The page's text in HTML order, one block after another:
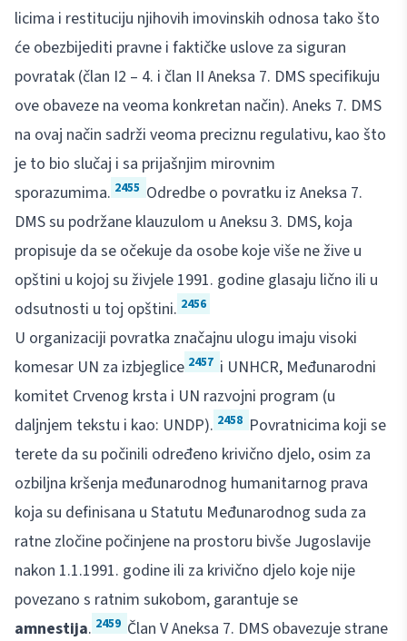
licima i restituciju njihovih imovinskih odnosa tako što
će obezbijediti pravne i faktičke uslove za siguran
povratak (član I2 – 4. i član II Aneksa 7. DMS specifikuju
ove obaveze na veoma konkretan način). Aneks 7. DMS
na ovaj način sadrži veoma preciznu regulativu, kao što
je to bio slučaj i sa prijašnjim mirovnim
sporazumima. 2455 Odredbe o povratku iz Aneksa 7.
DMS su podržane klauzulom u Aneksu 3. DMS, koja
propisuje da se očekuje da osobe koje više ne žive u
opštini u kojoj su živjele 1991. godine glasaju lično ili u
odsutnosti u toj opštini. 2456
U organizaciji povratka značajnu ulogu imaju visoki
komesar UN za izbjeglice 2457 i UNHCR, Međunarodni
komitet Crvenog krsta i UN razvojni program (u
daljnjem tekstu i kao: UNDP). 2458 Povratnicima koji se
terete da su počinili određeno krivično djelo, osim za
ozbiljna kršenja međunarodnog humanitarnog prava
koja su definisana u Statutu Međunarodnog suda za
ratne zločine počinjene na prostoru bivše Jugoslavije
nakon 1.1.1991. godine ili za krivično djelo koje nije
povezano s ratnim sukobom, garantuje se
amnestija. 2459 Član V Aneksa 7. DMS obavezuje strane